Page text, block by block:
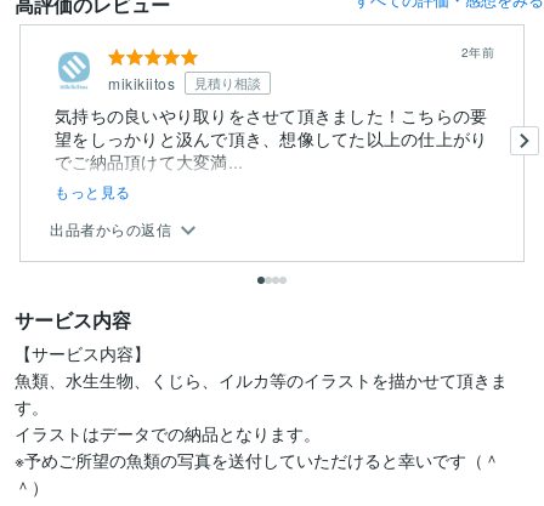
mikikiitos 見積り相談
2年前
気持ちの良いやり取りをさせて頂きました！こちらの要
望をしっかりと汲んで頂き、想像してた以上の仕上がり
でご納品頂けて大変満...
もっと見る
出品者からの返信
サービス内容
【サービス内容】
魚類、水生生物、くじら、イルカ等のイラストを描かせて頂きま
す。
イラストはデータでの納品となります。
※予めご所望の魚類の写真を送付していただけると幸いです（＾
＾）